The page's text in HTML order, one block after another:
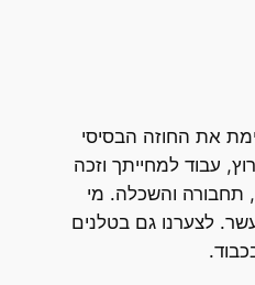
את החוזה הבסיסי
עבוד למחייתך וזכה
והשכלה. מי
לצערנו גם בטלנים